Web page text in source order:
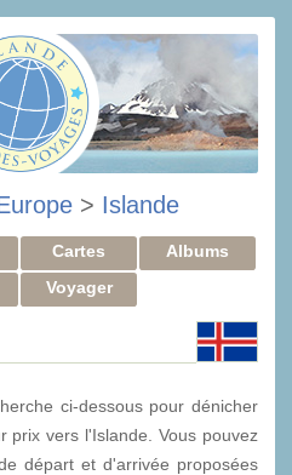
> Islande
Cartes
Albums
Voyager
ci-dessous pour dénicher
prix vers l'Islande. Vous pouvez
départ et d'arrivée proposées